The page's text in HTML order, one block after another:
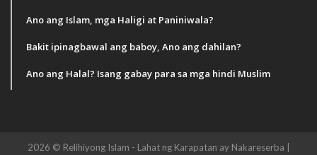
Ano ang Islam, mga Haligi at Paniniwala?
Bakit ipinagbawal ang baboy, Ano ang dahilan?
Ano ang Halal? Isang gabay para sa mga hindi Muslim
2026 © Relihiyong Islam - Lahat ng Karapatan ay Nakareserba |